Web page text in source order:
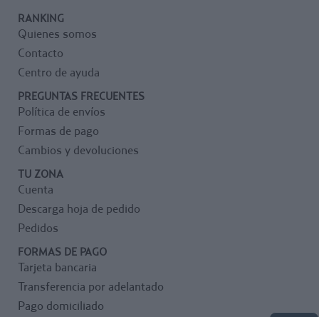
RANKING
Quienes somos
Contacto
Centro de ayuda
PREGUNTAS FRECUENTES
Política de envíos
Formas de pago
Cambios y devoluciones
TU ZONA
Cuenta
Descarga hoja de pedido
Pedidos
FORMAS DE PAGO
Tarjeta bancaria
Transferencia por adelantado
Pago domiciliado